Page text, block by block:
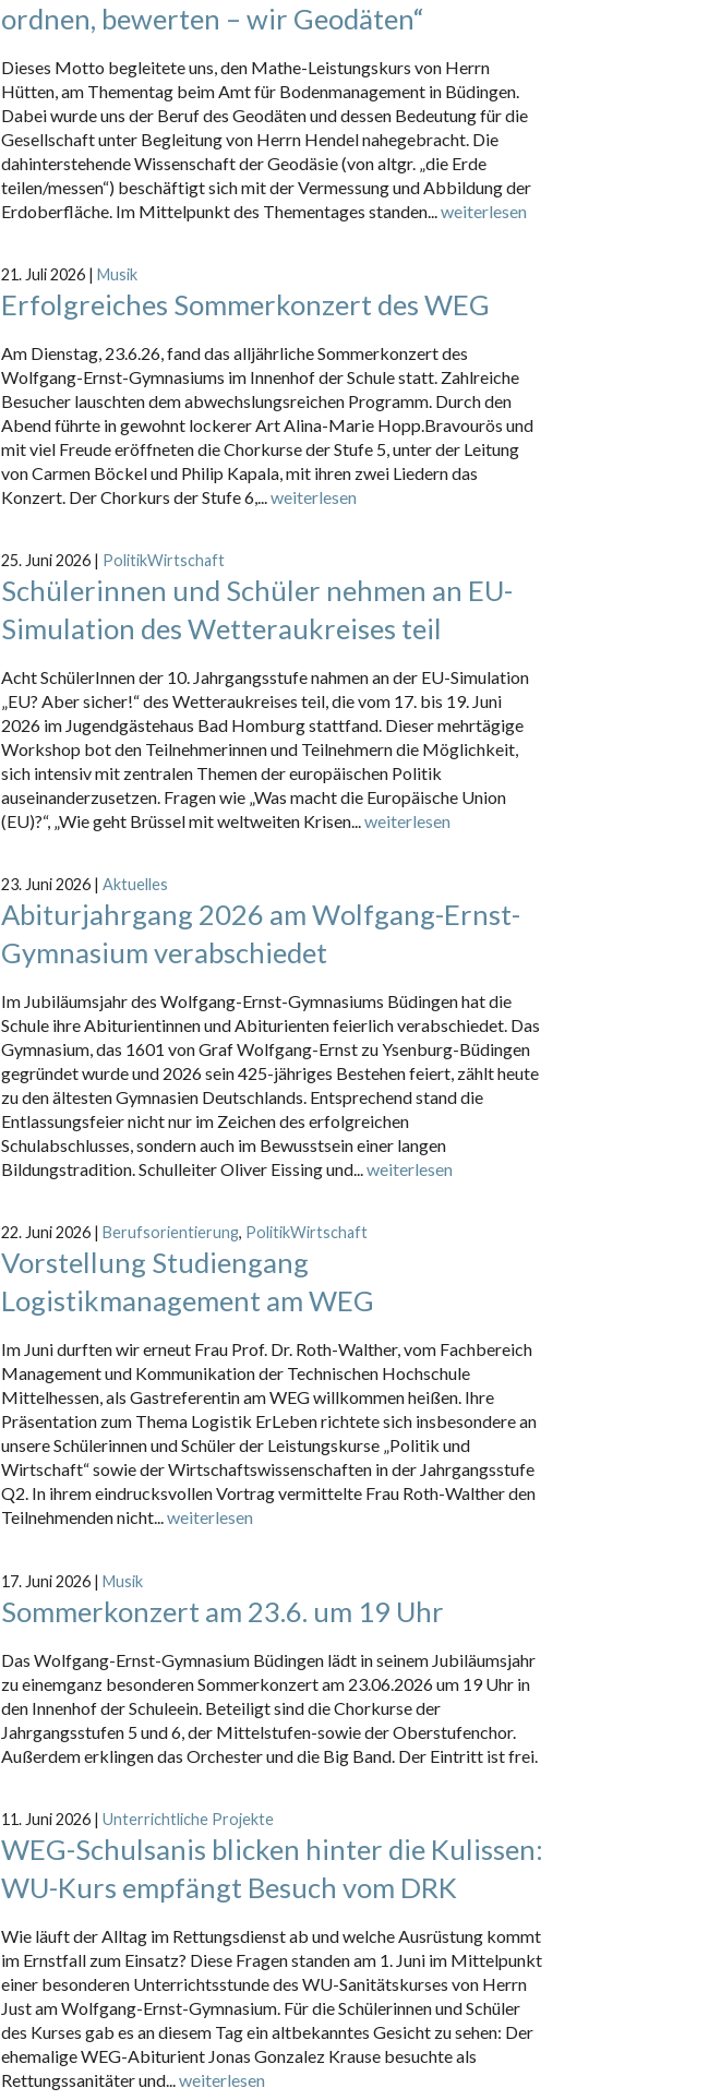
ordnen, bewerten – wir Geodäten“
Dieses Motto begleitete uns, den Mathe-Leistungskurs von Herrn
Hütten, am Thementag beim Amt für Bodenmanagement in Büdingen.
Dabei wurde uns der Beruf des Geodäten und dessen Bedeutung für die
Gesellschaft unter Begleitung von Herrn Hendel nahegebracht. Die
dahinterstehende Wissenschaft der Geodäsie (von altgr. „die Erde
teilen/messen“) beschäftigt sich mit der Vermessung und Abbildung der
Erdoberfläche. Im Mittelpunkt des Thementages standen... weiterlesen
21. Juli 2026 | Musik
Erfolgreiches Sommerkonzert des WEG
Am Dienstag, 23.6.26, fand das alljährliche Sommerkonzert des
Wolfgang-Ernst-Gymnasiums im Innenhof der Schule statt. Zahlreiche
Besucher lauschten dem abwechslungsreichen Programm. Durch den
Abend führte in gewohnt lockerer Art Alina-Marie Hopp.Bravourös und
mit viel Freude eröffneten die Chorkurse der Stufe 5, unter der Leitung
von Carmen Böckel und Philip Kapala, mit ihren zwei Liedern das
Konzert. Der Chorkurs der Stufe 6,...weiterlesen
25. Juni 2026 | PolitikWirtschaft
Schülerinnen und Schüler nehmen an EU-
Simulation des Wetteraukreises teil
Acht SchülerInnen der 10. Jahrgangsstufe nahmen an der EU-Simulation
„EU? Aber sicher!“ des Wetteraukreises teil, die vom 17. bis 19. Juni
2026 im Jugendgästehaus Bad Homburg stattfand. Dieser mehrtägige
Workshop bot den Teilnehmerinnen und Teilnehmern die Möglichkeit,
sich intensiv mit zentralen Themen der europäischen Politik
auseinanderzusetzen. Fragen wie „Was macht die Europäische Union
(EU)?“, „Wie geht Brüssel mit weltweiten Krisen...weiterlesen
23. Juni 2026 | Aktuelles
Abiturjahrgang 2026 am Wolfgang-Ernst-
Gymnasium verabschiedet
Im Jubiläumsjahr des Wolfgang-Ernst-Gymnasiums Büdingen hat die
Schule ihre Abiturientinnen und Abiturienten feierlich verabschiedet. Das
Gymnasium, das 1601 von Graf Wolfgang-Ernst zu Ysenburg-Büdingen
gegründet wurde und 2026 sein 425-jähriges Bestehen feiert, zählt heute
zu den ältesten Gymnasien Deutschlands. Entsprechend stand die
Entlassungsfeier nicht nur im Zeichen des erfolgreichen
Schulabschlusses, sondern auch im Bewusstsein einer langen
Bildungstradition. Schulleiter Oliver Eissing und...weiterlesen
22. Juni 2026 | Berufsorientierung, PolitikWirtschaft
Vorstellung Studiengang
Logistikmanagement am WEG
Im Juni durften wir erneut Frau Prof. Dr. Roth-Walther, vom Fachbereich
Management und Kommunikation der Technischen Hochschule
Mittelhessen, als Gastreferentin am WEG willkommen heißen. Ihre
Präsentation zum Thema Logistik ErLeben richtete sich insbesondere an
unsere Schülerinnen und Schüler der Leistungskurse „Politik und
Wirtschaft“ sowie der Wirtschaftswissenschaften in der Jahrgangsstufe
Q2. In ihrem eindrucksvollen Vortrag vermittelte Frau Roth-Walther den
Teilnehmenden nicht...weiterlesen
17. Juni 2026 | Musik
Sommerkonzert am 23.6. um 19 Uhr
Das Wolfgang-Ernst-Gymnasium Büdingen lädt in seinem Jubiläumsjahr
zu einemganz besonderen Sommerkonzert am 23.06.2026 um 19 Uhr in
den Innenhof der Schuleein. Beteiligt sind die Chorkurse der
Jahrgangsstufen 5 und 6, der Mittelstufen-sowie der Oberstufenchor.
Außerdem erklingen das Orchester und die Big Band. Der Eintritt ist frei.
11. Juni 2026 | Unterrichtliche Projekte
WEG-Schulsanis blicken hinter die Kulissen:
WU-Kurs empfängt Besuch vom DRK
Wie läuft der Alltag im Rettungsdienst ab und welche Ausrüstung kommt
im Ernstfall zum Einsatz? Diese Fragen standen am 1. Juni im Mittelpunkt
einer besonderen Unterrichtsstunde des WU-Sanitätskurses von Herrn
Just am Wolfgang-Ernst-Gymnasium. Für die Schülerinnen und Schüler
des Kurses gab es an diesem Tag ein altbekanntes Gesicht zu sehen: Der
ehemalige WEG-Abiturient Jonas Gonzalez Krause besuchte als
Rettungssanitäter und... weiterlesen